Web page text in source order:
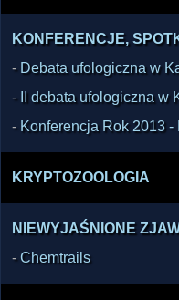
KONFERENCJE,
- Debata ufologiczna w
- II debata ufologiczna w
- Konferencja Rok 2013
KRYPTOZOOLOGIA
NIEWYJAŚNIONE
-Chemtrails